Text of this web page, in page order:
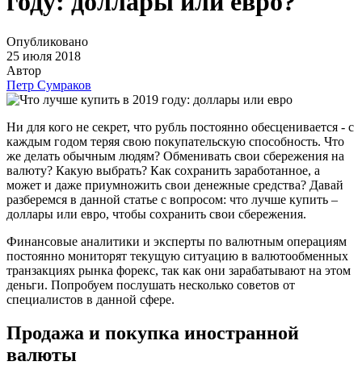
Опубликовано
25 июля 2018
Автор
Петр Сумраков
Ни для кого не секрет, что рубль постоянно обесценивается - с
каждым годом теряя свою покупательскую способность. Что
же делать обычным людям? Обменивать свои сбережения на
валюту? Какую выбрать? Как сохранить заработанное, а
может и даже приумножить свои денежные средства? Давай
разберемся в данной статье с вопросом: что лучше купить –
доллары или евро, чтобы сохранить свои сбережения.
Финансовые аналитики и эксперты по валютным операциям
постоянно мониторят текущую ситуацию в валютообменных
транзакциях рынка форекс, так как они зарабатывают на этом
деньги. Попробуем послушать несколько советов от
специалистов в данной сфере.
Продажа и покупка иностранной
валюты